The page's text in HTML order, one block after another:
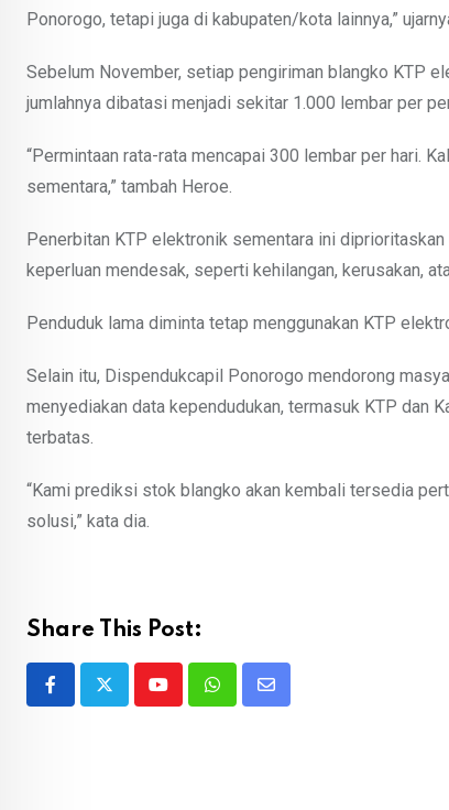
Ponorogo, tetapi juga di kabupaten/kota lainnya,”
Sebelum November, setiap pengiriman blangko KTP
jumlahnya dibatasi menjadi sekitar 1.000 lembar per
“Permintaan rata-rata mencapai 300 lembar per hari.
sementara,” tambah Heroe.
Penerbitan KTP elektronik sementara ini
keperluan mendesak, seperti kehilangan, kerusakan,
Penduduk lama diminta tetap menggunakan KTP
Selain itu, Dispendukcapil Ponorogo mendorong
menyediakan data kependudukan, termasuk KTP dan
terbatas.
“Kami prediksi stok blangko akan kembali tersedia
solusi,” kata dia.
Share This Post:
YoutubeWhatsappShare